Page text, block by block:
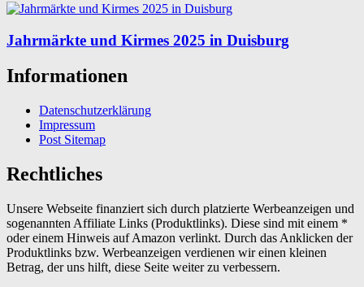
Jahrmärkte und Kirmes 2025 in Duisburg
Informationen
Datenschutzerklärung
Impressum
Post Sitemap
Rechtliches
Unsere Webseite finanziert sich durch platzierte Werbeanzeigen und
sogenannten Affiliate Links (Produktlinks). Diese sind mit einem *
oder einem Hinweis auf Amazon verlinkt. Durch das Anklicken der
Produktlinks bzw. Werbeanzeigen verdienen wir einen kleinen
Betrag, der uns hilft, diese Seite weiter zu verbessern.